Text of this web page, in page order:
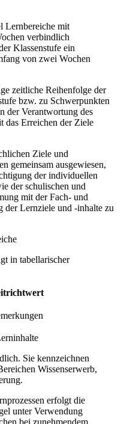
Lernbereiche mit
verbindlich
Klassenstufe ein
von zwei Wochen
zeitliche Reihenfolge der
bzw. zu Schwerpunkten
der Verantwortung des
das Erreichen der Ziele
Ziele und
gemeinsam ausgewiesen,
der individuellen
der schulischen und
mit der Fach- und
der Lernziele und -inhalte zu
in tabellarischer
Sie kennzeichnen
Wissenserwerb,
erfolgt die
unter Verwendung